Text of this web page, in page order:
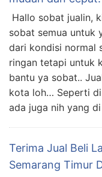
Hallo sobat jualin,
sobat semua untuk
dari kondisi normal
ringan tetapi untuk
bantu ya sobat..
kota loh… Seperti
ada juga nih yang
Terima Jual Beli
Semarang Timur